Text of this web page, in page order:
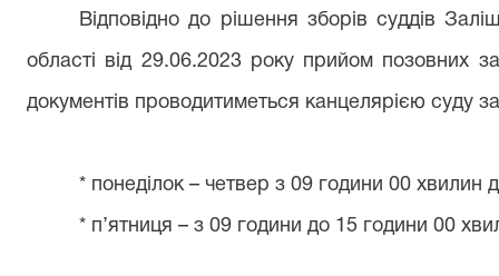
Відповідно до рішення зборів суддів
області від 29.06.2023 року прийом позовних
документів проводитиметься канцелярією суду
* понеділок – четвер з 09 години 00 хвилин
* п’ятниця –з 09 години до 15 години 00